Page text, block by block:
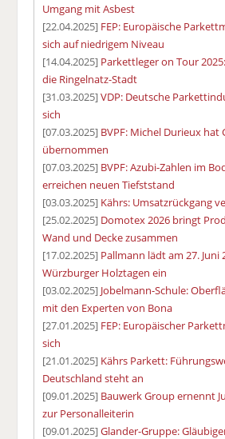
Umgang mit Asbest
[22.04.2025] FEP: Europäische
sich auf niedrigem Niveau
[14.04.2025] Parkettleger on Tour
die Ringelnatz-Stadt
[31.03.2025]VDP: Deutsche
sich
[07.03.2025] BVPF: Michel Durieux
übernommen
[07.03.2025] BVPF: Azubi-Zahlen im
erreichen neuen Tiefststand
[03.03.2025] Kährs: Umsatzrückgang
[25.02.2025] Domotex 2026 bringt
Wand und Decke zusammen
[17.02.2025] Pallmann lädt am 27. Juni
Würzburger Holztagen ein
[03.02.2025] Jobelmann-Schule:
mit den Experten von Bona
[27.01.2025] FEP: Europäischer
sich
[21.01.2025] Kährs Parkett:
Deutschland steht an
[09.01.2025] Bauwerk Group ernennt
zur Personalleiterin
[09.01.2025]Glander-Gruppe: